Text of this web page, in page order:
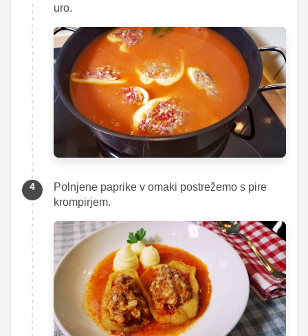
uro.
Polnjene paprike v omaki postrežemo s pire
krompirjem.